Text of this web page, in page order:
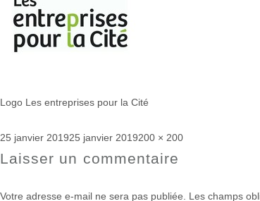
Logo Les entreprises pour la Cité
Publié
le
25 janvier 201925 janvier 2019Taille
réelle
200 × 200
Laisser un commentaire
Votre adresse e-mail ne sera pas publiée. Les champs